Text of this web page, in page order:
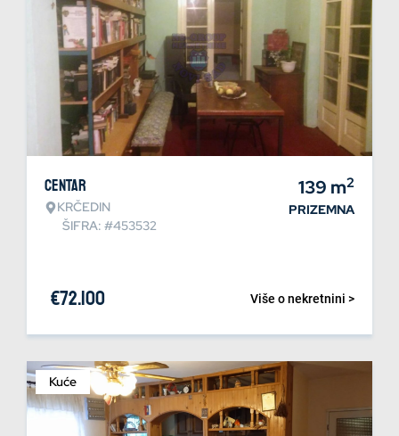
Centar
KRČEDIN
ŠIFRA: #453532
139 m2
PRIZEMNA
Više o nekretnini >
€72.100
Kuće